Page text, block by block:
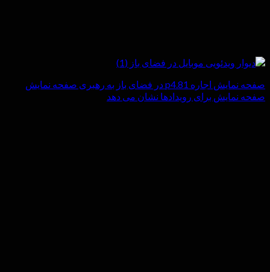
صفحه نمایش اجاره p4.81 در فضای باز به رهبری صفحه نمایش
صفحه نمایش برای رویدادها نشان می دهد